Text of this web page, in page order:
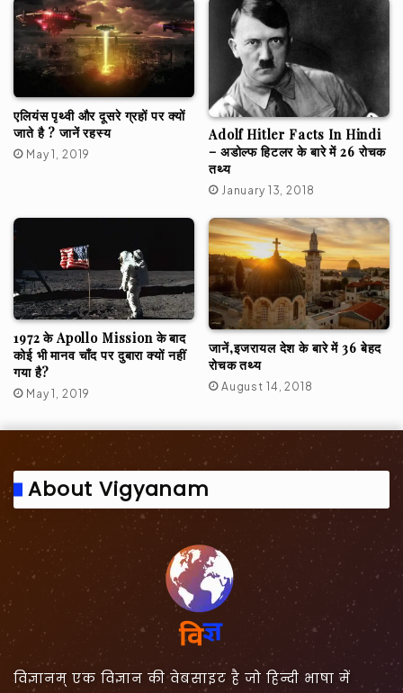
एलियंस पृथ्वी और दूसरे ग्रहों पर क्यों
जाते है ? जानें रहस्य
May 1, 2019
Adolf Hitler Facts In Hindi
– अडोल्फ हिटलर के बारे में 26 रोचक
तथ्य
January 13, 2018
1972 के Apollo Mission के बाद
कोई भी मानव चाँद पर दुबारा क्यों नहीं
गया है?
May 1, 2019
जानें,इजरायल देश के बारे में 36 बेहद
रोचक तथ्य
August 14, 2018
About Vigyanam
विज्ञानम् एक विज्ञान की वेबसाइट है जो हिन्दी भाषा में